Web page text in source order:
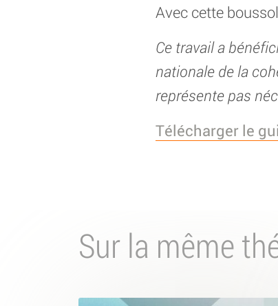
Avec cette
Ce travail a
nationale de la
représente pas
Télécharger le
Sur la même